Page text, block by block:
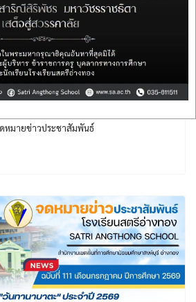
นกรกฎาคม ปีการศึกษา
รห้องเรียนพิเศษภาษาจีน
ร่วมการอบรมกิจกรรม
อเสนอหรือแนวทางการ
พื้นที่ที่สอดคล้องกับ
าติ จังหวัดและท้องถิ่นฯ
หมายข่าวประชาสัมพันธ์